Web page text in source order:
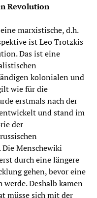
Revolution
marxistische, d.h.
ist Leo Trotzkis
Das ist eine
kolonialen und
wie für die
erstmals nach der
und stand im
der
Menschewiki
durch eine längere
gehen, bevor eine
Deshalb kamen
müsse sich mit der